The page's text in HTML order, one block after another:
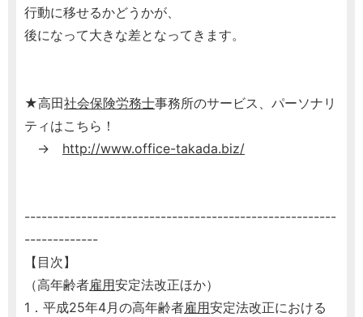
行動に移せるかどうかが、
後になって大きな差となってきます。
★高田社会保険労務士事務所のサービス、パーソナリ
ティはこちら！
→ http://www.office-takada.biz/
-------------------------------------------------------
-------------
【目次】
（高年齢者雇用安定法改正ほか）
1．平成25年4月の高年齢者雇用安定法改正における